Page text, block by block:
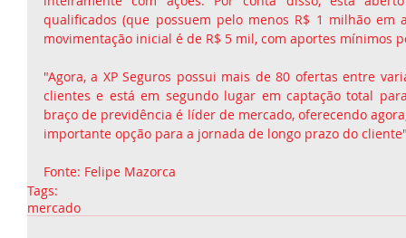
qualificados (que possuem pelo menos R$ 1 milhão em
movimentação inicial é de R$ 5 mil, com aportes mínimos
"Agora, a XP Seguros possui mais de 80 ofertas entre
clientes e está em segundo lugar em captação total
braço de previdência é líder de mercado, oferecendo
importante opção para a jornada de longo prazo do
Fonte: Felipe Mazorca
Tags:
mercado